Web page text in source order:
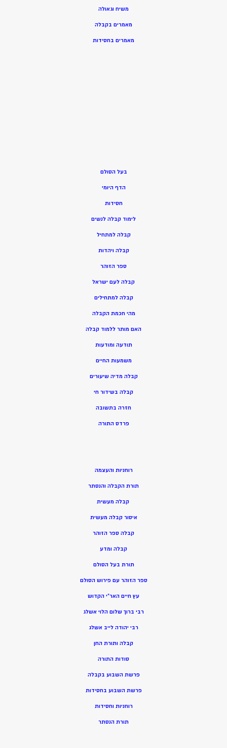
משיח וגאולה
מאמרים בקבלה
מאמרים בחסידות
בעל הסולם
הדף היומי
חסידות
לימוד קבלה לנשים
קבלה למתחיל
קבלה ויהדות
ספר הזוהר
קבלה לעם ישראל
קבלה למתחילים
מהי חכמת הקבלה
האם מותר ללמוד קבלה
תודעה ומודעות
משמעות החיים
קבלה מדיה שיעורים
קבלה בשידור חי
חזרה בתשובה
פרדס התורה
רוחניות והעצמה
תורת הקבלה והנסתר
קבלה מעשית
איסור קבלה מעשית
קבלה ספר הזוהר
קבלה ומדע
תורת בעל הסולם
ספר הזוהר עם פירוש הסולם
עץ חיים האר”י הקדוש
רבי ברוך שלום הלוי אשלג
רבי יהודה לייב אשלג
קבלה ותורת החן
סודות התורה
פרשת השבוע בקבלה
פרשת השבוע בחסידות
רוחניות וחסידות
תורת הנסתר